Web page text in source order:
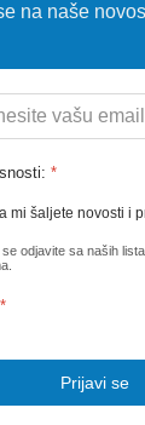
na naše
*
mi šaljete novosti i
odjavite sa naših
*
Prijavi se